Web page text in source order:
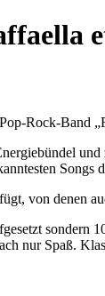
Rock-Band
Songs
von denen
sondern
nur Spaß.